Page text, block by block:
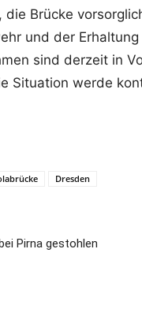
Brücke
und der
sind derzeit in
Situation werde
Dresden
Pirna gestohlen